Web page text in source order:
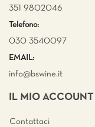
351 9802046
Telefono:
030 3540097
EMAIL:
info@bswine.it
IL MIO ACCOUNT
Contattaci